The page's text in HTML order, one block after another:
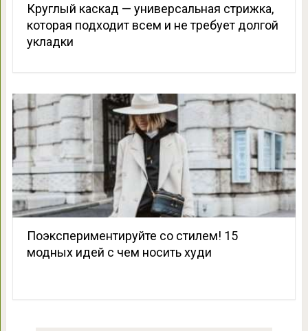
Круглый каскад — универсальная стрижка,
которая подходит всем и не требует долгой
укладки
Поэкспериментируйте со стилем! 15
модных идей с чем носить худи